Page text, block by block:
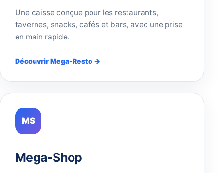
Une caisse conçue pour les restaurants,
tavernes, snacks, cafés et bars, avec une prise
en main rapide.
Découvrir Mega-Resto →
MS
Mega-Shop